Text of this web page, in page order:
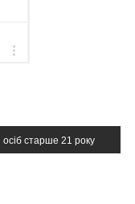
старше 21 року